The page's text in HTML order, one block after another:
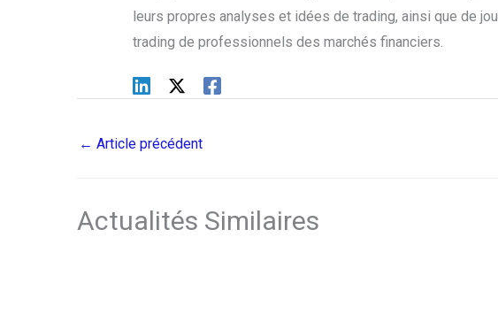
leurs propres analyses et idées de trading, ainsi que de
trading de professionnels des marchés financiers.
← Article précédent
Actualités Similaires